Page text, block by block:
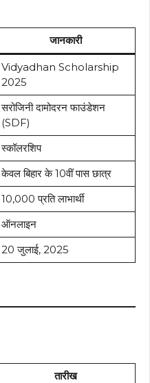
जानकारी
Vidyadhan Scholarship
2025
सरोजिनी दामोदरन फाउंडेशन
(SDF)
स्कॉलरशिप
केवल बिहार के 10वीं पास छात्र
₹10,000 प्रति लाभार्थी
ऑनलाइन
20 जुलाई, 2025
तारीख